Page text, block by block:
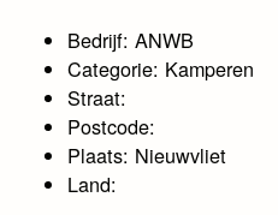
Bedrijf: ANWB
Categorie: Kamperen
Straat:
Postcode:
Plaats: Nieuwvliet
Land: